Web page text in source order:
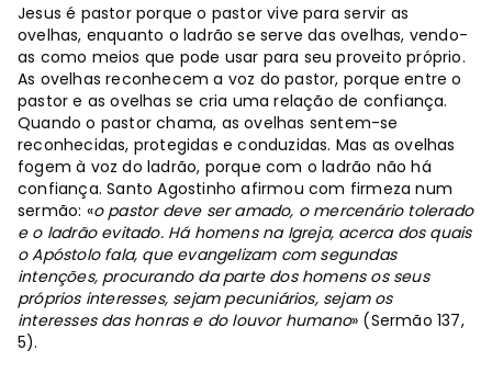
Jesus é pastor porque o pastor vive para servir as
ovelhas, enquanto o ladrão se serve das ovelhas, vendo-
as como meios que pode usar para seu proveito próprio.
As ovelhas reconhecem a voz do pastor, porque entre o
pastor e as ovelhas se cria uma relação de confiança.
Quando o pastor chama, as ovelhas sentem-se
reconhecidas, protegidas e conduzidas. Mas as ovelhas
fogem à voz do ladrão, porque com o ladrão não há
confiança. Santo Agostinho afirmou com firmeza num
sermão: «o pastor deve ser amado, o mercenário tolerado
e o ladrão evitado. Há homens na Igreja, acerca dos quais
o Apóstolo fala, que evangelizam com segundas
intenções, procurando da parte dos homens os seus
próprios interesses, sejam pecuniários, sejam os
interesses das honras e do louvor humano» (Sermão 137,
5).